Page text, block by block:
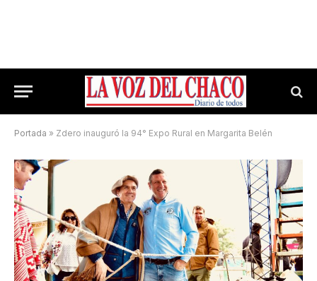
Portada » Zdero inauguró la 94° Expo Rural en Margarita Belén